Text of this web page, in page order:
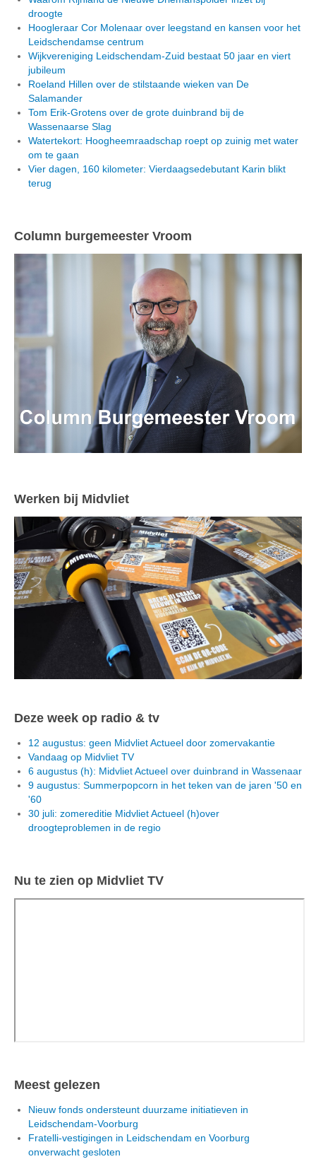
droogte
Hoogleraar Cor Molenaar over leegstand en kansen voor het
Leidschendamse centrum
Wijkvereniging Leidschendam-Zuid bestaat 50 jaar en viert
jubileum
Roeland Hillen over de stilstaande wieken van De
Salamander
Tom Erik-Grotens over de grote duinbrand bij de
Wassenaarse Slag
Watertekort: Hoogheemraadschap roept op zuinig met water
om te gaan
Vier dagen, 160 kilometer: Vierdaagsedebutant Karin blikt
terug
Column burgemeester Vroom
Werken bij Midvliet
Deze week op radio & tv
12 augustus: geen Midvliet Actueel door zomervakantie
Vandaag op Midvliet TV
6 augustus (h): Midvliet Actueel over duinbrand in Wassenaar
9 augustus: Summerpopcorn in het teken van de jaren '50 en
'60
30 juli: zomereditie Midvliet Actueel (h)over
droogteproblemen in de regio
Nu te zien op Midvliet TV
Meest gelezen
Nieuw fonds ondersteunt duurzame initiatieven in
Leidschendam-Voorburg
Fratelli-vestigingen in Leidschendam en Voorburg
onverwacht gesloten